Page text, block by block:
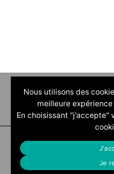
Demande
Nous utilisons des
meilleure
En choisissant "j'accepte"
Je